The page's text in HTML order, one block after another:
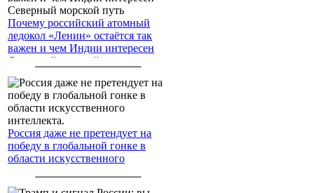
Почему российский атомный
ледокол «Ленин» остаётся так
важен и чем Индии интересен
Северный морской путь
Россия даже не претендует на
победу в глобальной гонке в
области искусственного